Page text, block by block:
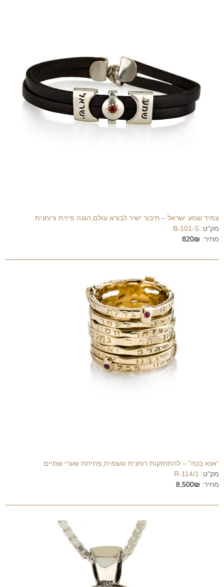
צמיד שמע ישראל – חיבור ישיר לבורא עולם,הגנה פיזית ורוחנית
מק"ט: B-101-S
מחיר: 820₪
“אנא בכח” – להתחזקות רוחנית וגשמית,פתיחת שערי שמיים
מק"ט: R-114/1
מחיר: 8,500₪